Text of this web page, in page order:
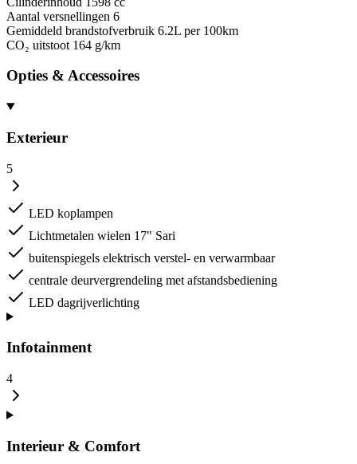
Aantal versnellingen 6
Gemiddeld brandstofverbruik 6.2L per 100km
CO₂ uitstoot 164 g/km
Opties & Accessoires
Exterieur
5
LED koplampen
Lichtmetalen wielen 17" Sari
buitenspiegels elektrisch verstel- en verwarmbaar
centrale deurvergrendeling met afstandsbediening
LED dagrijverlichting
Infotainment
4
Interieur & Comfort